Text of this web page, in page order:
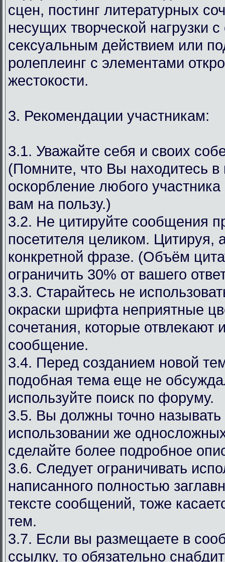
сцен, постинг литературных
несущих творческой нагрузки
сексуальным действием или
ролеплеинг с элементами
жестокости.
3. Рекомендации участникам:
3.1. Уважайте себя и своих
(Помните, что Вы находитесь
оскорбление любого
вам на пользу.)
3.2. Не цитируйте сообщения
посетителя целиком. Цитируя,
конкретной фразе. (Объём
ограничить 30% от вашего
3.3. Старайтесь не
окраски шрифта неприятные
сочетания, которые отвлекают
сообщение.
3.4. Перед созданием новой
подобная тема еще не
используйте поиск по форуму.
3.5. Вы должны точно
использовании же
сделайте более подробное
3.6. Следует ограничивать
написанного полностью
тексте сообщений, тоже
тем.
3.7. Если вы размещаете в
ссылку, то обязательно